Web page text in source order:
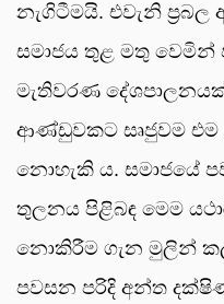
නැගිටීමයි. එවැනි ප්‍රබල
සමාජය තුළ මතු
මැතිවරණ
ආණ්ඩුවකට සෘජුවම
නොහැකි ය. සමාජයේ
තුලනය පිළිබඳ මෙම
නොකිරීම ගැන මුලින්
පවසන පරිදි අන්ත